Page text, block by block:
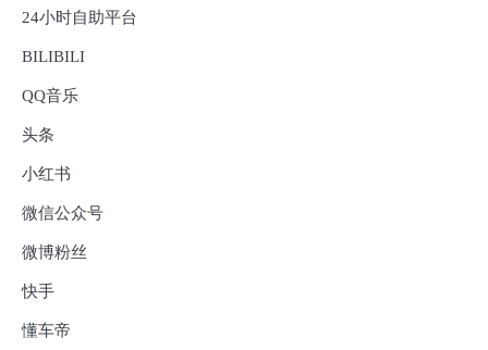
24小时自助平台
BILIBILI
QQ音乐
头条
小红书
微信公众号
微博粉丝
快手
懂车帝